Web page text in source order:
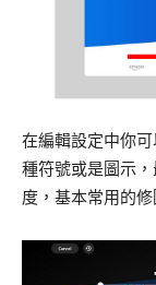
在編輯設定中你
種符號或是圖示
度，基本常用的